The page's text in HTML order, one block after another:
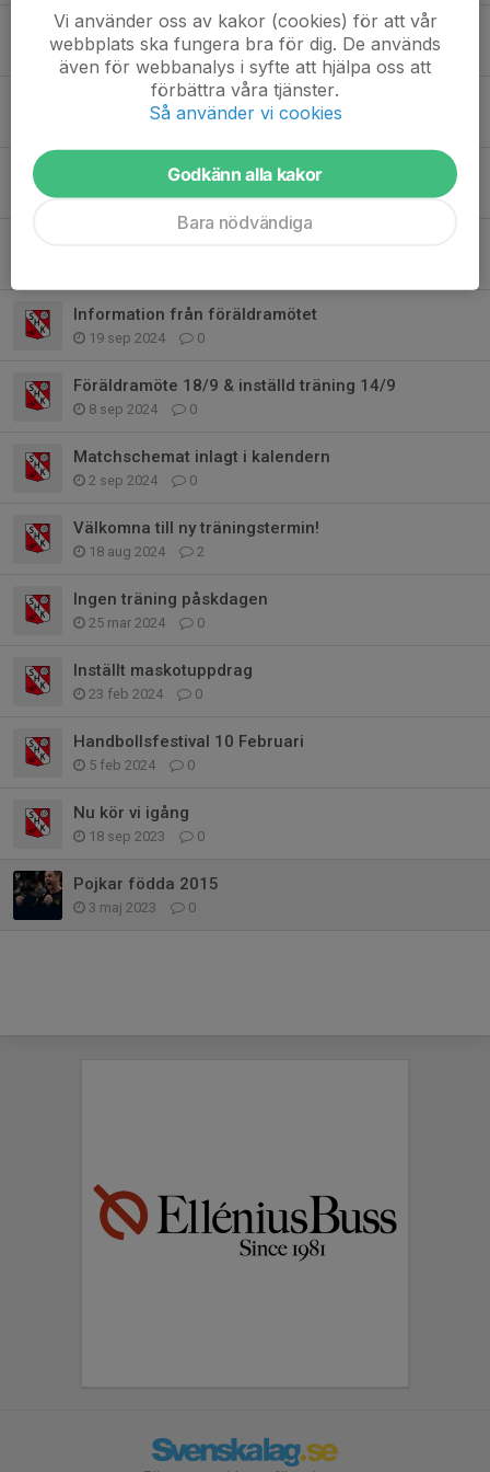
Info om jullov och vårterminen 2025
19 nov 2024 0
Inga träningar under höstlovet
26 okt 2024 0
30 sep 2024 0
Information från föräldramötet
19 sep 2024 0
Föräldramöte 18/9 & inställd träning 14/9
8 sep 2024 0
Matchschemat inlagt i kalendern
2 sep 2024 0
Välkomna till ny träningstermin!
18 aug 2024 2
Ingen träning påskdagen
25 mar 2024 0
Inställt maskotuppdrag
23 feb 2024 0
Handbollsfestival 10 Februari
5 feb 2024 0
Nu kör vi igång
18 sep 2023 0
Pojkar födda 2015
3 maj 2023 0
Vi använder oss av kakor (cookies) för att vår
webbplats ska fungera bra för dig. De används
även för webbanalys i syfte att hjälpa oss att
förbättra våra tjänster.
Så använder vi cookies
Godkänn alla kakor
Bara nödvändiga